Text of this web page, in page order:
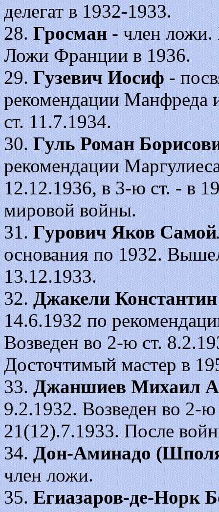
делегат в 1932-1933.
28.Гросман- член ложи.
Ложи Франции в 1936.
29.Гузевич Иосиф-
рекомендации Манфреда
ст. 11.7.1934.
30.Гуль Роман
рекомендации
12.12.1936, в 3-ю ст. - в
мировой войны.
31.Гурович Яков
основания по 1932.
13.12.1933.
32.Джакели
14.6.1932 по
Возведен во 2-ю ст.
Досточтимый мастер в
33.Джаншиев Михаил
9.2.1932. Возведен во 2-
21(12).7.1933. После
34.Дон-Аминадо
член ложи.
35.Егиазаров-де-Норк